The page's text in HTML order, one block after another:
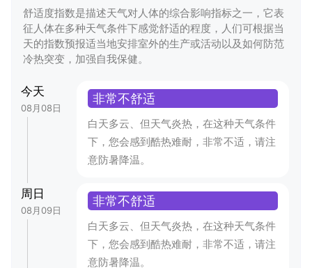
舒适度指数是描述天气对人体的综合影响指标之一，它表
征人体在多种天气条件下感觉舒适的程度，人们可根据当
天的指数预报适当地安排室外的生产或活动以及如何防范
冷热突变，加强自我保健。
今天
08月08日
非常不舒适
白天多云、但天气炎热，在这种天气条件
下，您会感到酷热难耐，非常不适，请注
意防暑降温。
周日
08月09日
非常不舒适
白天多云、但天气炎热，在这种天气条件
下，您会感到酷热难耐，非常不适，请注
意防暑降温。